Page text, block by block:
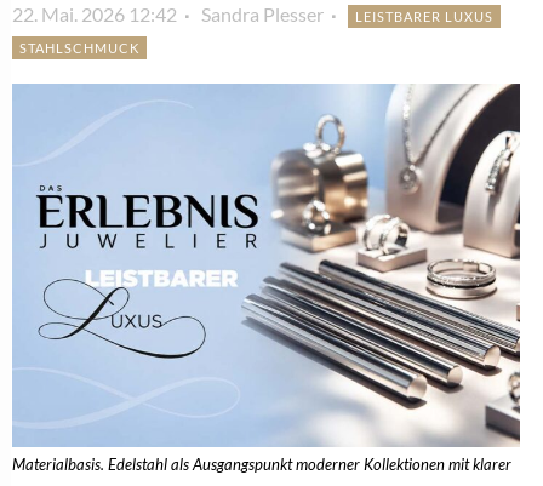
22. Mai. 2026 12:42 Sandra Plesser
LEISTBARER LUXUS
STAHLSCHMUCK
Materialbasis. Edelstahl als Ausgangspunkt moderner Kollektionen mit klarer